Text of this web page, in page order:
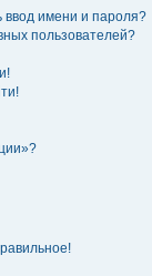
ввод имени и пароля?
пользователей?